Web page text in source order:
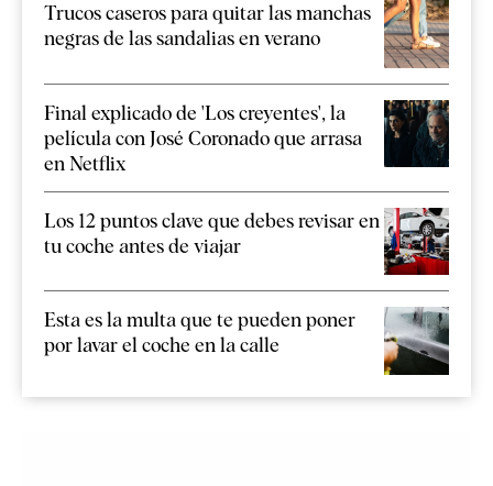
Trucos caseros para quitar las manchas
negras de las sandalias en verano
Final explicado de 'Los creyentes', la
película con José Coronado que arrasa
en Netflix
Los 12 puntos clave que debes revisar en
tu coche antes de viajar
Esta es la multa que te pueden poner
por lavar el coche en la calle